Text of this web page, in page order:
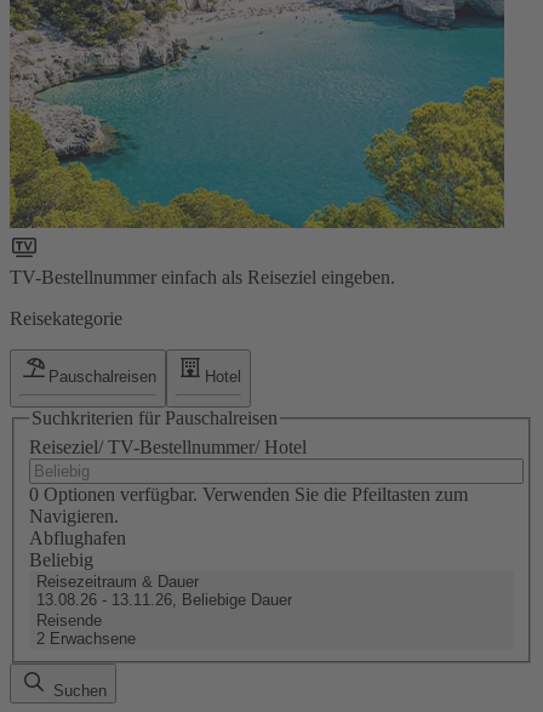
TV-Bestellnummer einfach als Reiseziel eingeben.
Reisekategorie
Pauschalreisen Hotel
Suchkriterien für Pauschalreisen
Reiseziel/ TV-Bestellnummer/ Hotel
0 Optionen verfügbar. Verwenden Sie die Pfeiltasten zum
Navigieren.
Abflughafen
Beliebig
Reisezeitraum & Dauer
13.08.26 - 13.11.26, Beliebige Dauer
Reisende
2 Erwachsene
Suchen